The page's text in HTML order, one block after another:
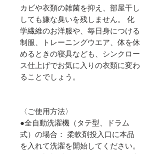
カビや衣類の雑菌を抑え、部屋干し
しても嫌な臭いを残しません。 化
学繊維のお洋服や、毎日身につける
制服、トレーニングウエア、体を休
めるときの寝具なども、シンクロー
ス仕上げでお気に入りの衣類に変わ
ることでしょう。
〈ご使用方法〉
●全自動洗濯機（タテ型、ドラム
式）の場合： 柔軟剤投入口に本品
を入れて洗濯を開始してください。